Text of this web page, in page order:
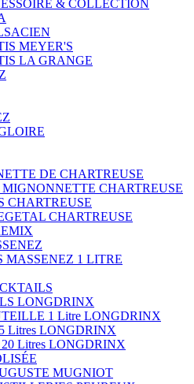
& COLLECTION
MEYER'S
LA GRANGE
DE CHARTREUSE
MIGNONNETTE CHARTREUSE
CHARTREUSE
CHARTREUSE
MASSENEZ 1 LITRE
LONGDRINX
1 Litre LONGDRINX
Litres LONGDRINX
Litres LONGDRINX
MUGNIOT